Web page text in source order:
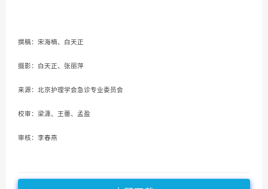
撰稿：宋海楠、白天正
摄影：白天正、张丽萍
来源：北京护理学会急诊专业委员会
校审：梁潇、王蕾、孟盈
审核：李春燕